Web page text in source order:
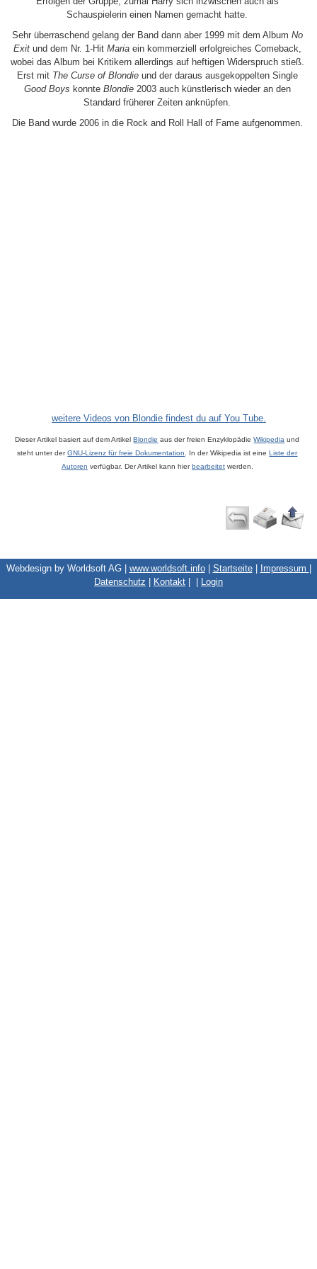
Schauspielerin einen Namen gemacht hatte.
Sehr überraschend gelang der Band dann aber 1999 mit dem Album No
Exitund dem Nr. 1-Hit Mariaein kommerziell erfolgreiches Comeback,
wobei das Album bei Kritikern allerdings auf heftigen Widerspruch stieß.
Erst mit The Curse of Blondieund der daraus ausgekoppelten Single
Good Boys konnte Blondie2003 auch künstlerisch wieder an den
Standard früherer Zeiten anknüpfen.
Die Band wurde 2006 in die Rock and Roll Hall of Fame aufgenommen.
weitere Videos von Blondie findest du auf You Tube.
Dieser Artikel basiert auf dem ArtikelBlondie aus der freien EnzyklopädieWikipedia und
steht unter derGNU-Lizenz für freie Dokumentation. In der Wikipedia ist eineListe der
Autoren verfügbar. Der Artikel kann hierbearbeitetwerden.
Webdesign by Worldsoft AG | www.worldsoft.info| Startseite| Impressum
Datenschutz
Kontakt Login